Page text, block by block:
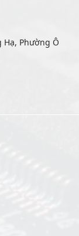
Hạ, Phường Ô